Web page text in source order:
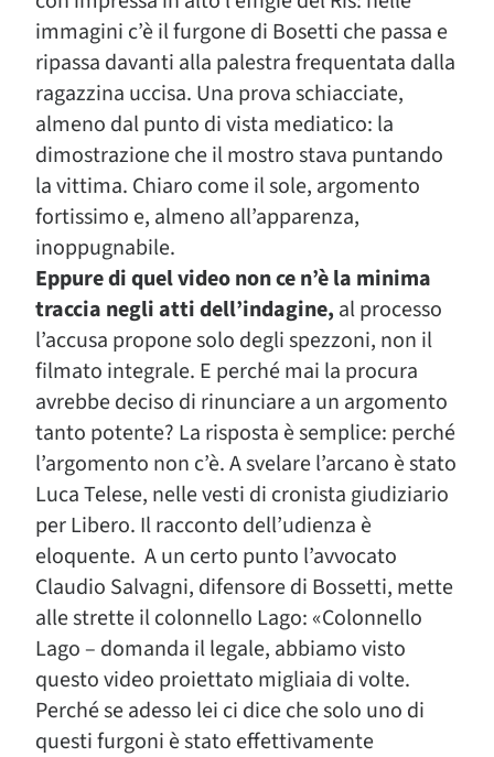
immagini c’è il furgone di Bosetti che passa e
ripassa davanti alla palestra frequentata dalla
ragazzina uccisa. Una prova schiacciate,
almeno dal punto di vista mediatico: la
dimostrazione che il mostro stava puntando
la vittima. Chiaro come il sole, argomento
fortissimo e, almeno all’apparenza,
inoppugnabile.
Eppure di quel video non ce n’è la minima
traccia negli atti dell’indagine, al processo
l’accusa propone solo degli spezzoni, non il
filmato integrale. E perché mai la procura
avrebbe deciso di rinunciare a un argomento
tanto potente? La risposta è semplice: perché
l’argomento non c’è. A svelare l’arcano è stato
Luca Telese, nelle vesti di cronista giudiziario
per Libero. Il racconto dell’udienza è
eloquente. A un certo punto l’avvocato
Claudio Salvagni, difensore di Bossetti, mette
alle strette il colonnello Lago: «Colonnello
Lago – domanda il legale, abbiamo visto
questo video proiettato migliaia di volte.
Perché se adesso lei ci dice che solo uno di
questi furgoni è stato effettivamente